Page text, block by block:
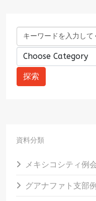
資料分類
メキシコシティ例
グアナファト支部